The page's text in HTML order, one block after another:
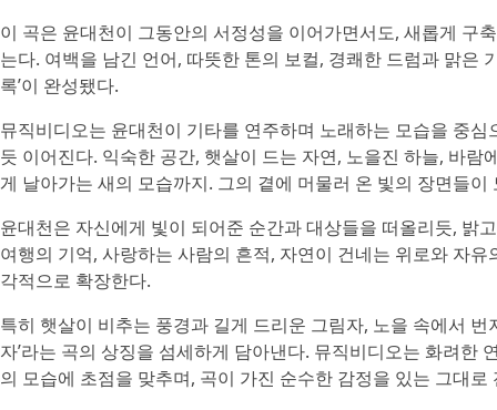
이 곡은 윤대천이 그동안의 서정성을 이어가면서도, 새롭게 구
는다. 여백을 남긴 언어, 따뜻한 톤의 보컬, 경쾌한 드럼과 맑은
록’이 완성됐다.
뮤직비디오는 윤대천이 기타를 연주하며 노래하는 모습을 중심
듯 이어진다. 익숙한 공간, 햇살이 드는 자연, 노을진 하늘, 바
게 날아가는 새의 모습까지. 그의 곁에 머물러 온 빛의 장면들
윤대천은 자신에게 빛이 되어준 순간과 대상들을 떠올리듯, 밝
여행의 기억, 사랑하는 사람의 흔적, 자연이 건네는 위로와 자
각적으로 확장한다.
특히 햇살이 비추는 풍경과 길게 드리운 그림자, 노을 속에서
자’라는 곡의 상징을 섬세하게 담아낸다. 뮤직비디오는 화려한
의 모습에 초점을 맞추며, 곡이 가진 순수한 감정을 있는 그대로